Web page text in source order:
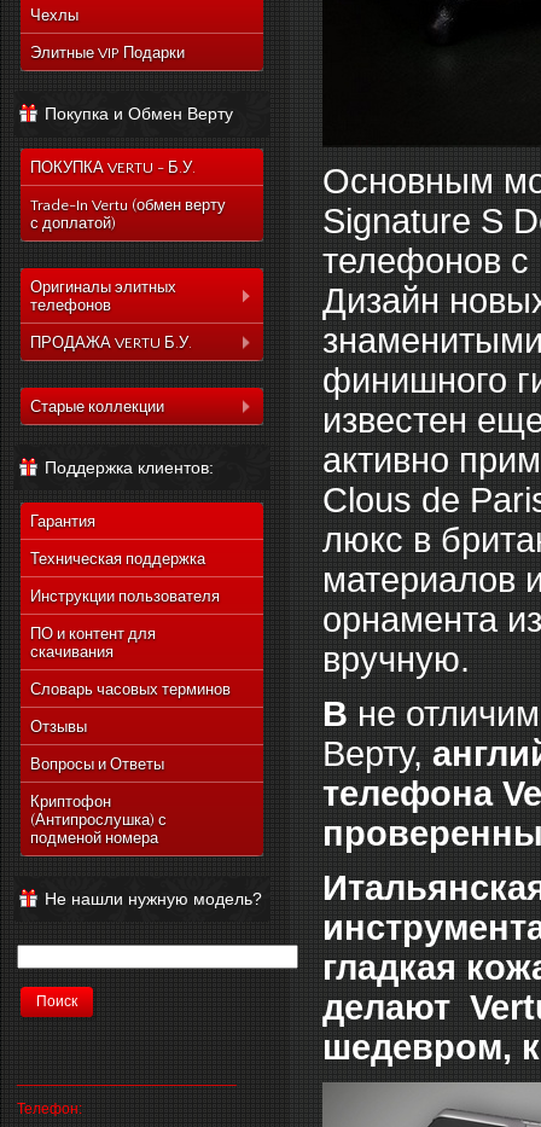
Чехлы
Элитные VIP Подарки
Покупка и Обмен Верту
ПОКУПКА VERTU - Б.У.
Trade-In Vertu (обмен верту
с доплатой)
Оригиналы элитных
телефонов
Коллекция Aster
Коллекция Signature
Коллекция Signature
Коллекция Новый
Signature Touch
ПРОДАЖА VERTU Б.У.
Коллекция Constelation
Коллекция Ascent
Touch
Коллекция Новый
Signature Touch
Старые коллекции
Vertu Ascent X
Vertu Constellation Ayxta
Vertu Constellation Pure
Vertu Constellation Exotic
Vertu Constellation Vivre
Vertu Signature S Design
Vertu Constellation
Vertu Constellation
Monogram
Vertu Ascent Ti
Vertu Ferrari Edition
Vertu Racetrack Legends
Vertu Signature Touch
Vertu Constellation Touch
Поддержка клиентов:
Гарантия
Техническая поддержка
Инструкции пользователя
ПО и контент для
скачивания
Словарь часовых терминов
Отзывы
Вопросы и Ответы
Криптофон
(Антипрослушка) с
подменой номера
Не нашли нужную модель?
Телефон:
Основным
Signature S
телефонов с
Дизайн
финишного
известен
активно
Clous de
люкс в
материалов
орнамента
вручную.
В не
Верту,
телефона
гладкая
делают
шедевром,